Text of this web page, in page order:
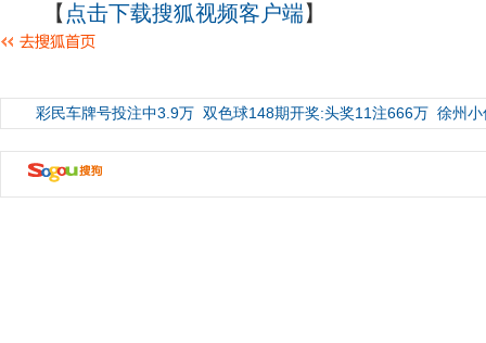
【 点击下载搜狐视频客户端】
彩民车牌号投注中3.9万 双色球148期开奖:头奖11注666万 徐州